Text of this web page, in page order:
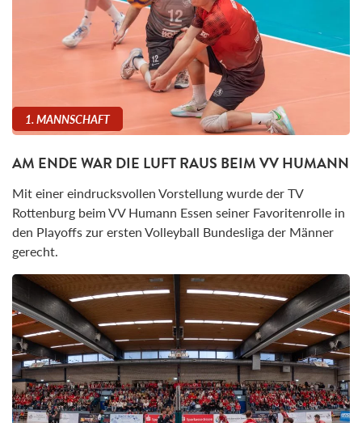
1. MANNSCHAFT
AM ENDE WAR DIE LUFT RAUS BEIM VV HUMANN
Mit einer eindrucksvollen Vorstellung wurde der TV
Rottenburg beim VV Humann Essen seiner Favoritenrolle in
den Playoffs zur ersten Volleyball Bundesliga der Männer
gerecht.